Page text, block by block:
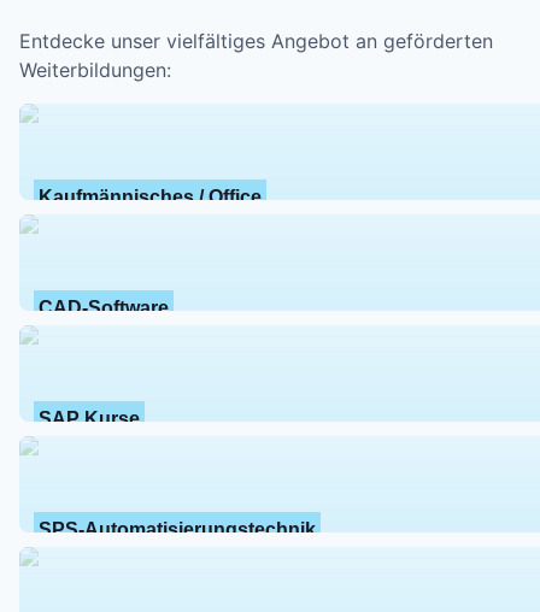
Entdecke unser vielfältiges Angebot an geförderten
Weiterbildungen:
Kaufmännisches / Office
CAD-Software
SAP Kurse
SPS-Automatisierungstechnik